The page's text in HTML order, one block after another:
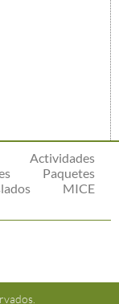
Actividades
Paquetes
MICE